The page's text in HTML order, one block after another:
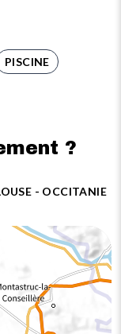
PISCINE
?
- OCCITANIE